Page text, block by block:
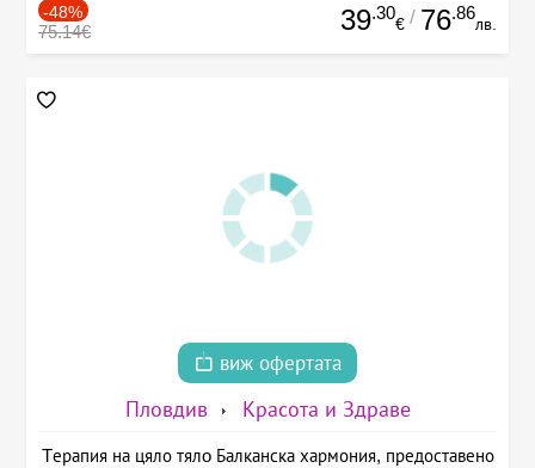
-48%
75.14€ 39.30
€ / 76.86
лв.
виж офертата
Пловдив Красота и Здраве
Tерапия на цяло тялo Балканска хармония, предоставено